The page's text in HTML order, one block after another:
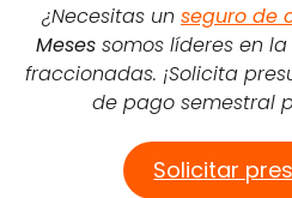
¿Necesitas un seguro de
Meses somos líderes en
fraccionadas. ¡Solicita
de pago semestral
Solicitar